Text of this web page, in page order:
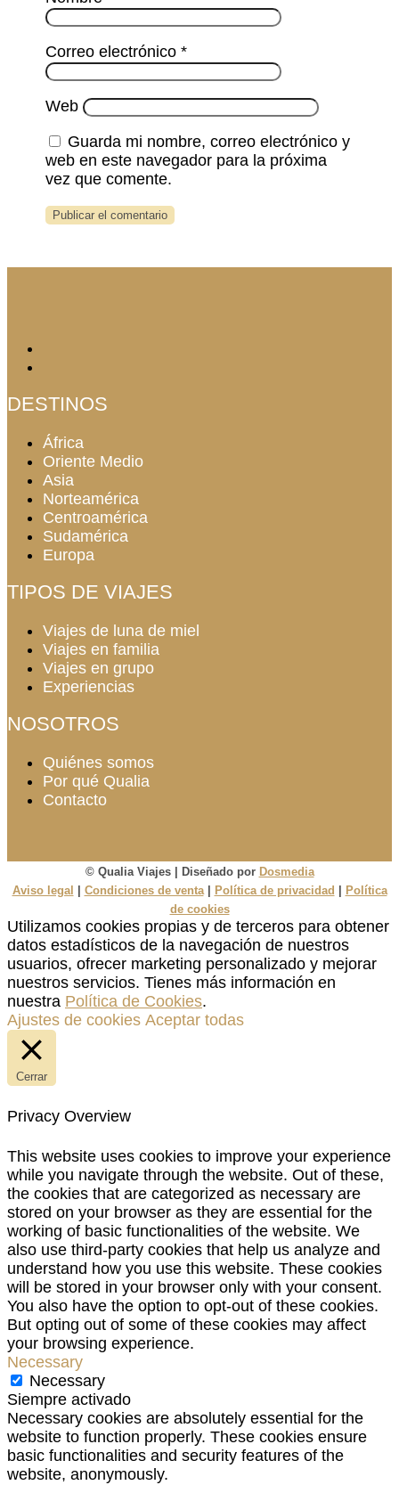
Correo electrónico*
Web
Guarda mi nombre, correo electrónico y
web en este navegador para la próxima
vez que comente.
DESTINOS
África
Oriente Medio
Asia
Norteamérica
Centroamérica
Sudamérica
Europa
TIPOS DE VIAJES
Viajes de luna de miel
Viajes en familia
Viajes en grupo
Experiencias
NOSOTROS
Quiénes somos
Por qué Qualia
Contacto
© Qualia Viajes | Diseñado por Dosmedia
Aviso legal
Condiciones de venta| Política de privacidad
Política
de cookies
Utilizamos cookies propias y de terceros para obtener
datos estadísticos de la navegación de nuestros
usuarios, ofrecer marketing personalizado y mejorar
nuestros servicios. Tienes más información en
nuestra Política de Cookies.
Ajustes de cookies Aceptar todas
Cerrar
Privacy Overview
This website uses cookies to improve your experience
while you navigate through the website. Out of these,
the cookies that are categorized as necessary are
stored on your browser as they are essential for the
working of basic functionalities of the website. We
also use third-party cookies that help us analyze and
understand how you use this website. These cookies
will be stored in your browser only with your consent.
You also have the option to opt-out of these cookies.
But opting out of some of these cookies may affect
your browsing experience.
Necessary
Necessary
Siempre activado
Necessary cookies are absolutely essential for the
website to function properly. These cookies ensure
basic functionalities and security features of the
website, anonymously.